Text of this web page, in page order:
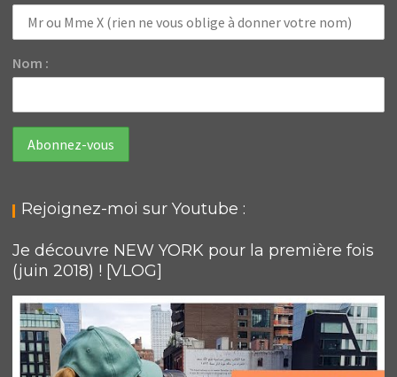
Nom :
Rejoignez-moi sur Youtube :
Je découvre NEW YORK pour la première fois
(juin 2018) ! [VLOG]